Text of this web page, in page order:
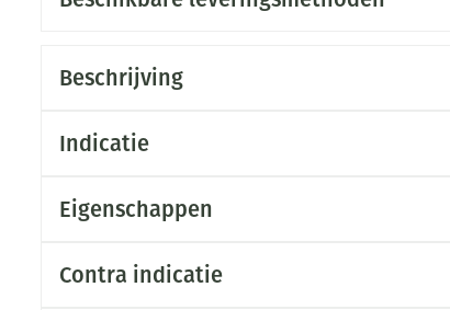
Beschrijving
Indicatie
Eigenschappen
Contra indicatie